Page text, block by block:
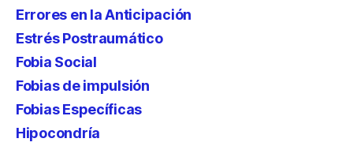
Errores en la Anticipación
Estrés Postraumático
Fobia Social
Fobias de impulsión
Fobias Específicas
Hipocondría